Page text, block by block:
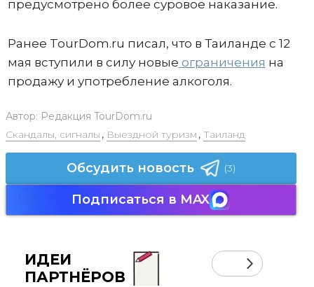
предусмотрено более суровое наказание.
Ранее TourDom.ru писал, что в Таиланде с 12
мая вступили в силу новые ограничения на
продажу и употребление алкоголя.
Автор: Редакция TourDom.ru
Скандалы, сигналы , Выездной туризм , Таиланд
Обсудить новость (3)
Подписаться в MAX
ИДЕИ
ПАРТНЁРОВ